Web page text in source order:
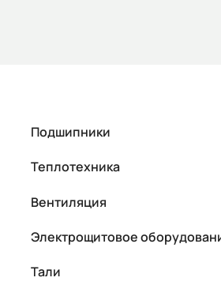
Подшипники
Теплотехника
Вентиляция
Электрощитовое
Тали